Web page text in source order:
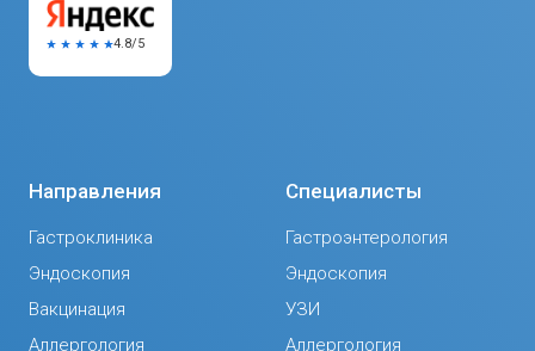
Направления
Гастроклиника
Эндоскопия
Вакцинация
Аллергология
Специалисты
Гастроэнтерология
Эндоскопия
УЗИ
Аллергология
4.8/5